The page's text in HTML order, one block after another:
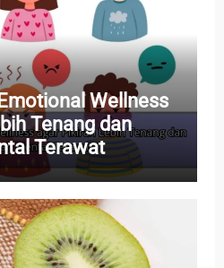
Wellness
Tenang dan
Terawat